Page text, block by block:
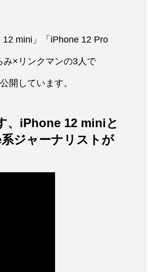
mini」「iPhone 12 Pro
み×リンクマンの3人で
開しています。
、iPhone 12 miniと
ジャーナリストが